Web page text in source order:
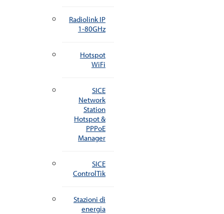
Radiolink IP
1-80GHz
Hotspot
WiFi
SICE
Network
Station
Hotspot &
PPPoE
Manager
SICE
ControlTik
Stazioni di
energia